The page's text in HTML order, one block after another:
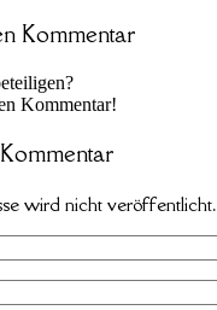
Kommentar
Kommentar!
wird nicht veröffentlicht.